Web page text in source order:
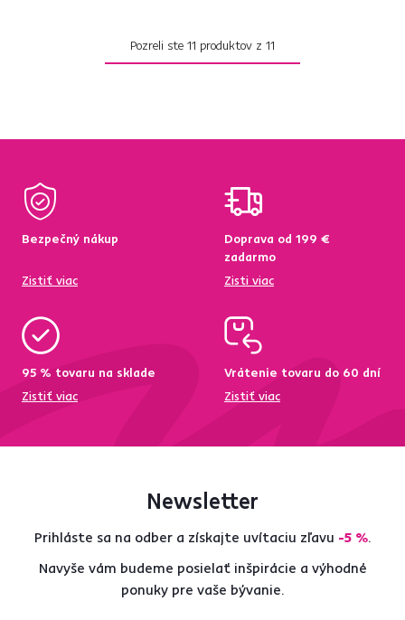
Pozreli ste 11 produktov z 11
Bezpečný nákup
Zistiť viac
Doprava od 199 €
zadarmo
Zisti viac
95 % tovaru na sklade
Zistiť viac
Vrátenie tovaru do 60 dní
Zistiť viac
Newsletter
Prihláste sa na odber a získajte uvítaciu zľavu -5 %.
Navyše vám budeme posielať inšpirácie a výhodné
ponuky pre vaše bývanie.